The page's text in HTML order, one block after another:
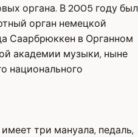
органа. В 2005 году был
орган немецкой
Саарбрюккен в Органном
академии музыки, ныне
национального
три мануала, педаль,